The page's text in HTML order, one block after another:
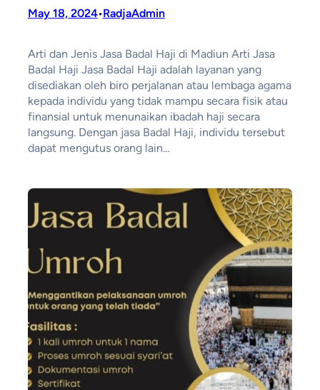
May 18, 2024•RadjaAdmin
Arti dan Jenis Jasa Badal Haji di Madiun Arti Jasa
Badal Haji Jasa Badal Haji adalah layanan yang
disediakan oleh biro perjalanan atau lembaga agama
kepada individu yang tidak mampu secara fisik atau
finansial untuk menunaikan ibadah haji secara
langsung. Dengan jasa Badal Haji, individu tersebut
dapat mengutus orang lain…